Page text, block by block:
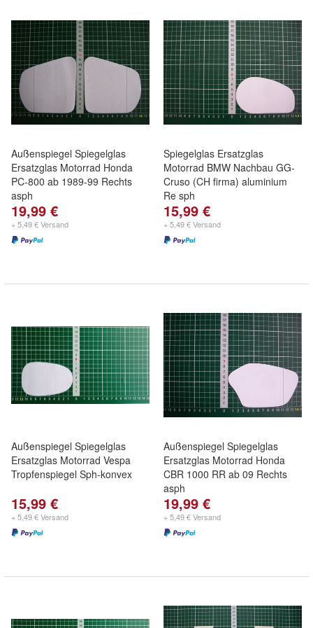
Außenspiegel Spiegelglas
Ersatzglas Motorrad Honda
PC-800 ab 1989-99 Rechts
asph
19,99 €
+ 5,49 € Versand
Spiegelglas Ersatzglas
Motorrad BMW Nachbau GG-
Cruso (CH firma) aluminium
Re sph
15,99 €
+ 5,49 € Versand
Außenspiegel Spiegelglas
Ersatzglas Motorrad Vespa
Tropfenspiegel Sph-konvex
15,99 €
+ 5,49 € Versand
Außenspiegel Spiegelglas
Ersatzglas Motorrad Honda
CBR 1000 RR ab 09 Rechts
asph
19,99 €
+ 5,49 € Versand